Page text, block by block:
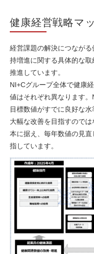
健康経営戦略マ
経営課題の解決につなが
持増進に関する具体的な
推進しています。
NI+Cグループ全体で健康
値はそれぞれ異なります。
目標数値がすでに良好な
大幅な改善を目指すので
本に据え、毎年数値の見
指しています。